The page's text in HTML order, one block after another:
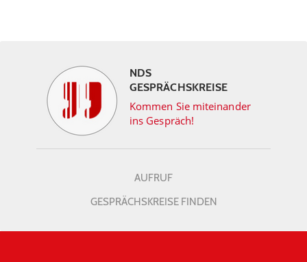
NDS
GESPRÄCHSKREISE
Kommen Sie miteinander
ins Gespräch!
AUFRUF
GESPRÄCHSKREISE FINDEN